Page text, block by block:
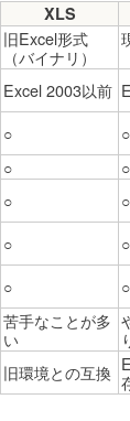
XLS
旧Excel形式
（バイナリ）
Excel 2003以前
○
○
○
○
○
○
○
○
○
○
苦手なことが多
い
旧環境との互換